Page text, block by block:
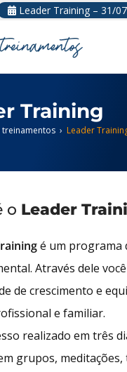
Leader Training – 31/
Training
treinamentos › Leader
o Leader
é um programa
Através dele
de crescimento e
e familiar.
realizado em três
grupos, meditações,